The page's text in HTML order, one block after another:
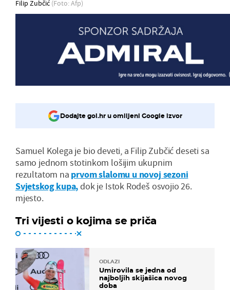
Filip Zubčić (Foto: Afp)
Dodajte gol.hr u omiljeni Google izvor
Samuel Kolega je bio deveti, a Filip Zubčić deseti sa
samo jednom stotinkom lošijim ukupnim
rezultatom na prvom slalomu u novoj sezoni
Svjetskog kupa,dok je Istok Rodeš osvojio 26.
mjesto.
Tri vijesti o kojima se priča
ODLAZI
Umirovila se jedna od
najboljih skijašica novog
doba